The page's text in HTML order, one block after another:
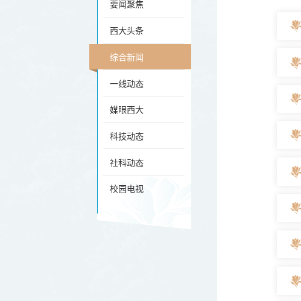
要闻聚焦
西大头条
综合新闻
一线动态
媒眼西大
科技动态
社科动态
校园电视